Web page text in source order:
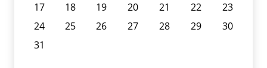
17
18 19 20 21 22
23
24
25 26 27 28 29
30
31